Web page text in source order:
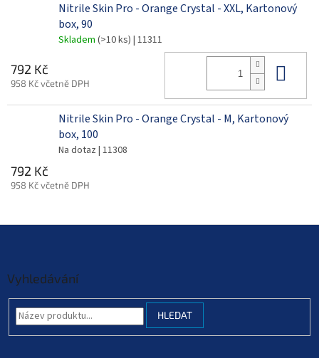
Nitrile Skin Pro - Orange Crystal - XXL, Kartonový
box, 90
Skladem (>10 ks) | 11311
792 Kč
958 Kč včetně DPH
Nitrile Skin Pro - Orange Crystal - M, Kartonový
box, 100
Na dotaz | 11308
792 Kč
958 Kč včetně DPH
Vyhledávání
HLEDAT